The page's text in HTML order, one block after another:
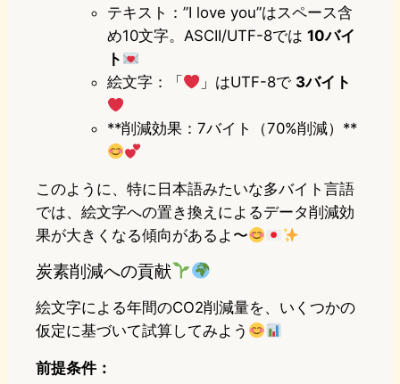
テキスト：”I love you”はスペース含
め10文字。ASCII/UTF-8では 10バイ
ト
絵文字：「
」はUTF-8で 3バイト
**削減効果：7バイト（70%削減）**
このように、特に日本語みたいな多バイト言語
では、絵文字への置き換えによるデータ削減効
果が大きくなる傾向があるよ〜
炭素削減への貢献
絵文字による年間のCO2削減量を、いくつかの
仮定に基づいて試算してみよう
前提条件：